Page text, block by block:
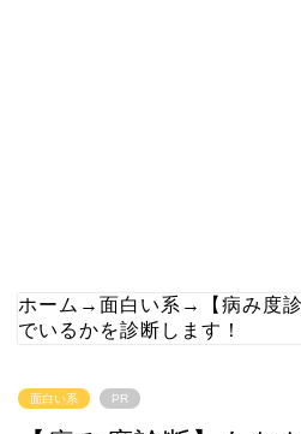
ホーム → 面白い系 →
【病み度
でいるかを診断します！
面白い系 PR